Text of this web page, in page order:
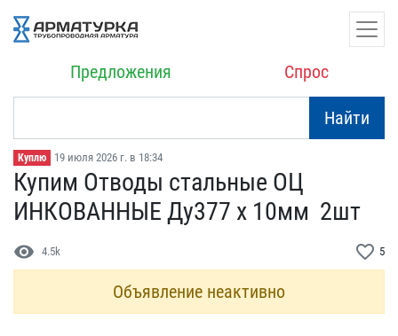
Предложения Спрос
Найти
Куплю 19 июля 2026 г. в 18:34
Купим Отводы стальные ОЦ​
ИНКОВАННЫЕ Ду377 х 10мм ​ 2шт
visibility 4.5k favorite_border 5
Объявление неактивно